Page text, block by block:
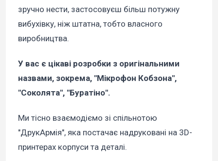
зручно нести, застосовуєш більш потужну
вибухівку, ніж штатна, тобто власного
виробництва.
У вас є цікаві розробки з оригінальними
назвами, зокрема, "Мікрофон Кобзона",
"Соколята", "Буратіно".
Ми тісно взаємодіємо зі спільнотою
"ДрукАрмія", яка постачає надруковані на 3D-
принтерах корпуси та деталі.